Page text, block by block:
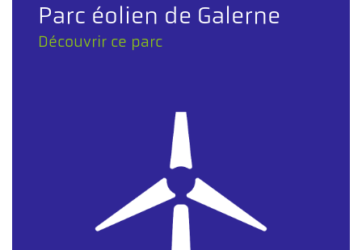
Parc éolien de Galerne
Découvrir ce parc